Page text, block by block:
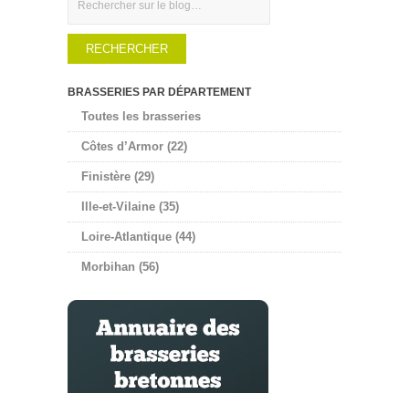
BRASSERIES PAR DÉPARTEMENT
Toutes les brasseries
Côtes d’Armor (22)
Finistère (29)
Ille-et-Vilaine (35)
Loire-Atlantique (44)
Morbihan (56)